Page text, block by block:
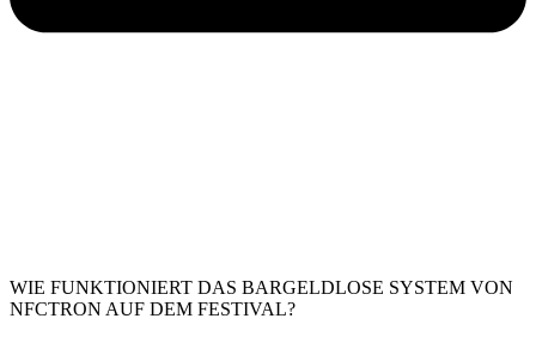
WIE FUNKTIONIERT DAS BARGELDLOSE SYSTEM VON
NFCTRON AUF DEM FESTIVAL?